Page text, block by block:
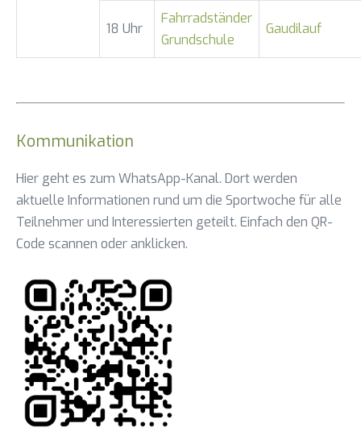
18 Uhr
Fahrradständer
Grundschule
Gaudilauf
Kommunikation
Hier geht es zum WhatsApp-Kanal. Dort werden
aktuelle Informationen rund um die Sportwoche für alle
Teilnehmer und Interessierten geteilt. Einfach den QR-
Code scannen oder anklicken.